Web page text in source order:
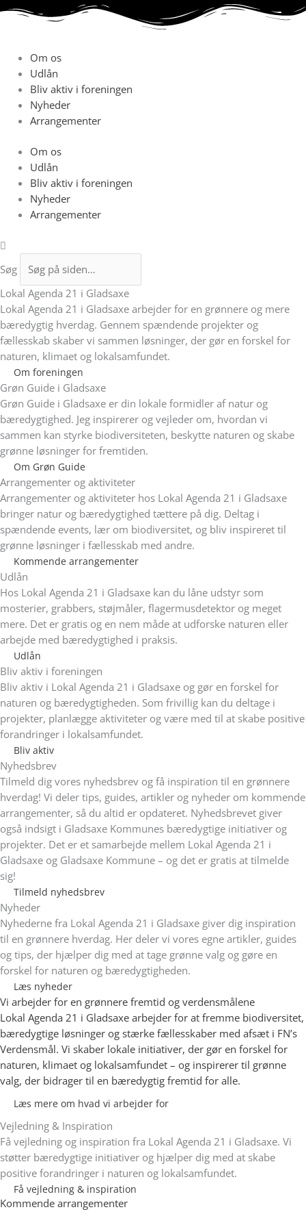
Gå
Om os
Udlån
Bliv aktiv i foreningen
Nyheder
Arrangementer
Om os
Udlån
Bliv aktiv i foreningen
Nyheder
Arrangementer
Søg
Lokal Agenda 21 i Gladsaxe
Lokal Agenda 21 i Gladsaxe arbejder for en grønnere og mere
bæredygtig hverdag. Gennem spændende projekter og
fællesskab skaber vi sammen løsninger, der gør en forskel for
naturen, klimaet og lokalsamfundet.
Om foreningen
Grøn Guide i Gladsaxe
Grøn Guide i Gladsaxe er din lokale formidler af natur og
bæredygtighed. Jeg inspirerer og vejleder om, hvordan vi
sammen kan styrke biodiversiteten, beskytte naturen og skabe
grønne løsninger for fremtiden.
Om Grøn Guide
Arrangementer og aktiviteter
Arrangementer og aktiviteter hos Lokal Agenda 21 i Gladsaxe
bringer natur og bæredygtighed tættere på dig. Deltag i
spændende events, lær om biodiversitet, og bliv inspireret til
grønne løsninger i fællesskab med andre.
Kommende arrangementer
Udlån
Hos Lokal Agenda 21 i Gladsaxe kan du låne udstyr som
mosterier, grabbers, støjmåler, flagermusdetektor og meget
mere. Det er gratis og en nem måde at udforske naturen eller
arbejde med bæredygtighed i praksis.
Udlån
Bliv aktiv i foreningen
Bliv aktiv i Lokal Agenda 21 i Gladsaxe og gør en forskel for
naturen og bæredygtigheden. Som frivillig kan du deltage i
projekter, planlægge aktiviteter og være med til at skabe positive
forandringer i lokalsamfundet.
Bliv aktiv
Nyhedsbrev
Tilmeld dig vores nyhedsbrev og få inspiration til en grønnere
hverdag! Vi deler tips, guides, artikler og nyheder om kommende
arrangementer, så du altid er opdateret. Nyhedsbrevet giver
også indsigt i Gladsaxe Kommunes bæredygtige initiativer og
projekter. Det er et samarbejde mellem Lokal Agenda 21 i
Gladsaxe og Gladsaxe Kommune – og det er gratis at tilmelde
sig!
Tilmeld nyhedsbrev
Nyheder
Nyhederne fra Lokal Agenda 21 i Gladsaxe giver dig inspiration
til en grønnere hverdag. Her deler vi vores egne artikler, guides
og tips, der hjælper dig med at tage grønne valg og gøre en
forskel for naturen og bæredygtigheden.
Læs nyheder
Vi arbejder for en grønnere fremtid og verdensmålene
Lokal Agenda 21 i Gladsaxe arbejder for at fremme biodiversitet,
bæredygtige løsninger og stærke fællesskaber med afsæt i FN’s
Verdensmål. Vi skaber lokale initiativer, der gør en forskel for
naturen, klimaet og lokalsamfundet – og inspirerer til grønne
valg, der bidrager til en bæredygtig fremtid for alle.
Læs mere om hvad vi arbejder for
Vejledning & Inspiration
Få vejledning og inspiration fra Lokal Agenda 21 i Gladsaxe. Vi
støtter bæredygtige initiativer og hjælper dig med at skabe
positive forandringer i naturen og lokalsamfundet.
Få vejledning & inspiration
Kommende arrangementer